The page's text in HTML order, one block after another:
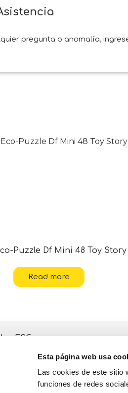
Esta página web usa
Las cookies de este sitio
funciones de redes
pregunta o anomalía,
Puzzle Df Mini 48 Toy Story
Read more
ESG